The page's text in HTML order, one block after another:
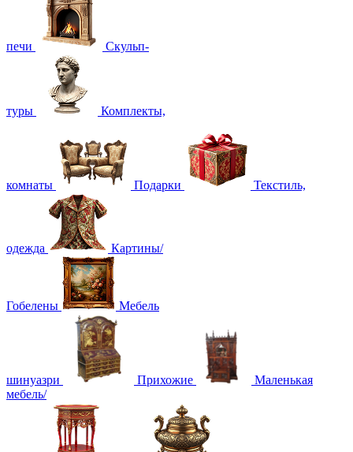
печи Скульп-
туры Комплекты,
комнаты Подарки Текстиль,
одежда Картины/
Гобелены Мебель
шинуазри Прихожие
Маленькая
мебель/